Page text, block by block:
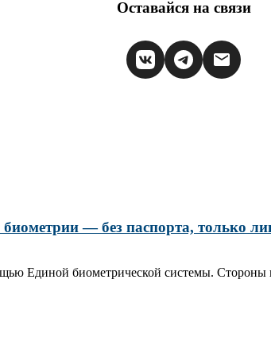
Оставайся на связи
— без паспорта, только
Единой биометрической системы. Стороны